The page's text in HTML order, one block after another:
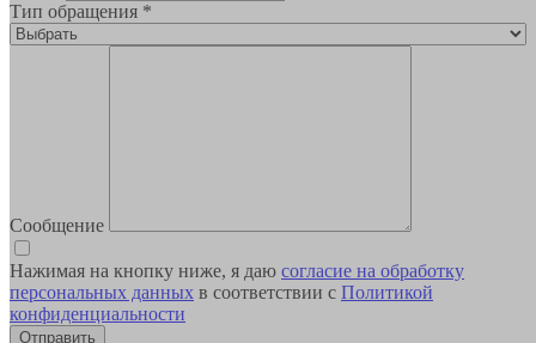
Тип обращения *
Сообщение
Нажимая на кнопку ниже, я даю согласие на обработку
персональных данных в соответствии с Политикой
конфиденциальности